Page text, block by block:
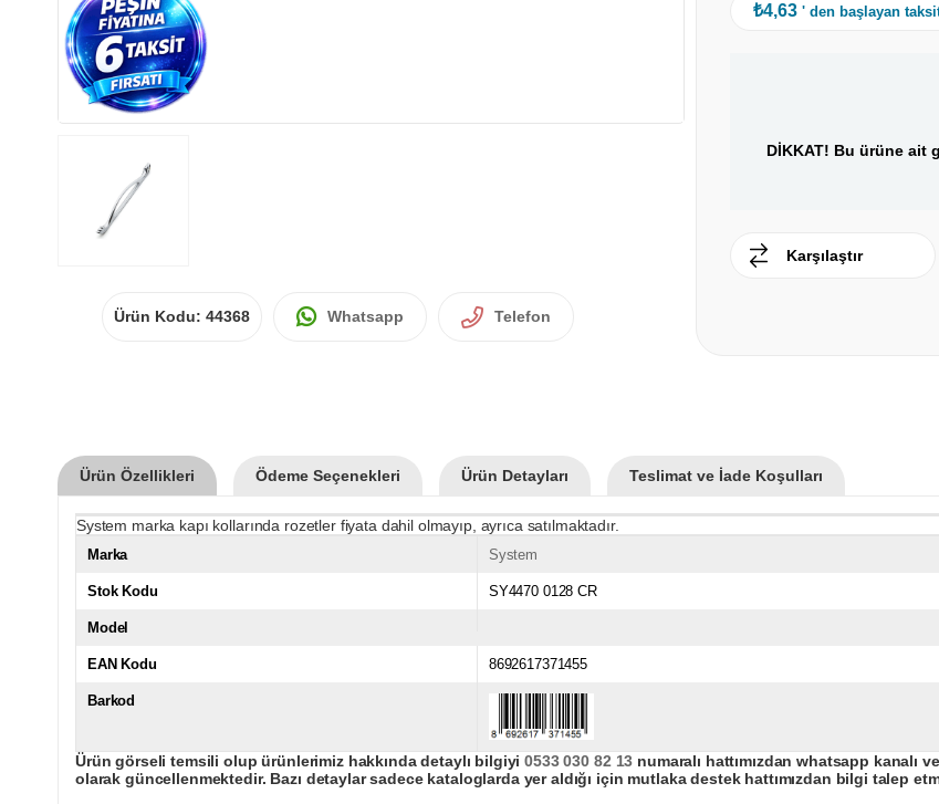
Ürün Kodu: 44368 Whatsapp Telefon
₺4,63 ' den başlayan
DİKKAT! Bu ürüne ait
Karşılaştır
Ürün Özellikleri Ödeme Seçenekleri Ürün Detayları Teslimat ve İade Koşulları
System marka kapı kollarında rozetler fiyata dahil olmayıp, ayrıca satılmaktadır.
Marka System
Stok Kodu SY4470 0128 CR
Model
EAN Kodu 8692617371455
Barkod
Ürün görseli temsili olup ürünlerimiz hakkında detaylı bilgiyi0533 030 82 13 numaralı hattımızdan whatsapp kanalı
olarak güncellenmektedir. Bazı detaylar sadece kataloglarda yer aldığı için mutlaka destek hattımızdan bilgi talep